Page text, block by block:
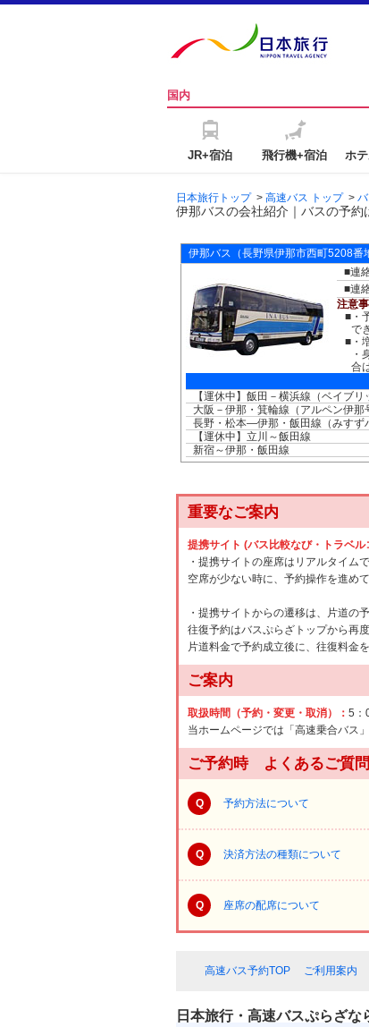
国内
JR+宿泊 飛行機+宿泊 ホ
日本旅行トップ> 高速バス トップ>
伊那バスの会社紹介｜バスの予
伊那バス （長野県伊那市西町5208番
■連
■連
注意
■ ・
で
■ ・
・
合
【運休中】飯田－横浜線（ベイブリ
大阪－伊那・箕輪線（アルペン伊那
長野・松本―伊那・飯田線（みす
【運休中】立川～飯田線
新宿～伊那・飯田線
重要なご案内
提携サイト (バス比較なび・トラベ
・提携サイトの座席はリアルタイム
空席が少ない時に、予約操作を進め
・提携サイトからの遷移は、片道の
往復予約はバスぷらざトップから再
片道料金で予約成立後に、往復料金
ご案内
取扱時間（予約・変更・取消）： 5：
当ホームページでは「高速乗合バス
ご予約時 よくあるご質問
Q 予約方法について
Q 決済方法の種類について
Q 座席の配席について
高速バス予約TOP ご利用案内
日本旅行・高速バスぷらざな